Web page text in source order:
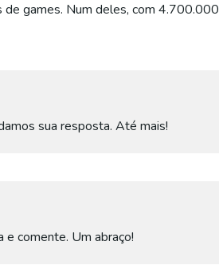
de games. Num deles, com 4.700.000
sua resposta. Até mais!
e comente. Um abraço!